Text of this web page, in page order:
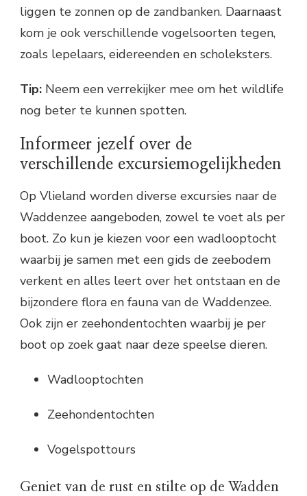
liggen te zonnen op de zandbanken. Daarnaast
kom je ook verschillende vogelsoorten tegen,
zoals lepelaars, eidereenden en scholeksters.
Tip: Neem een verrekijker mee om het wildlife
nog beter te kunnen spotten.
Informeer jezelf over de
verschillende excursiemogelijkheden
Op Vlieland worden diverse excursies naar de
Waddenzee aangeboden, zowel te voet als per
boot. Zo kun je kiezen voor een wadlooptocht
waarbij je samen met een gids de zeebodem
verkent en alles leert over het ontstaan en de
bijzondere flora en fauna van de Waddenzee.
Ook zijn er zeehondentochten waarbij je per
boot op zoek gaat naar deze speelse dieren.
Wadlooptochten
Zeehondentochten
Vogelspottours
Geniet van de rust en stilte op de Wadden